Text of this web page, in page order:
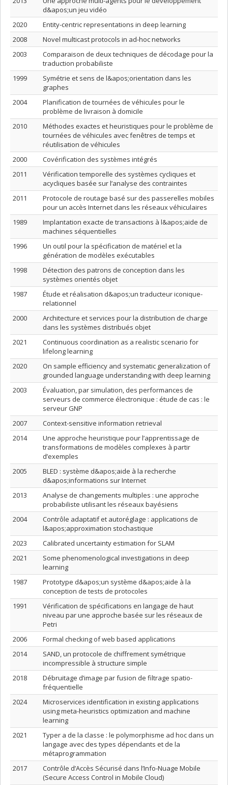
d&apos;un jeu vidéo
2020
Entity-centric representations in deep learning
2008
Novel multicast protocols in ad-hoc networks
2003
Comparaison de deux techniques de décodage pour la
traduction probabiliste
1999
Symétrie et sens de l&apos;orientation dans les
graphes
2004
Planification de tournées de véhicules pour le
problème de livraison à domicile
2010
Méthodes exactes et heuristiques pour le problème de
tournées de véhicules avec fenêtres de temps et
réutilisation de véhicules
2000
Covérification des systèmes intégrés
2011
Vérification temporelle des systèmes cycliques et
acycliques basée sur l’analyse des contraintes
2011
Protocole de routage basé sur des passerelles mobiles
pour un accès Internet dans les réseaux véhiculaires
1989
Implantation exacte de transactions à l&apos;aide de
machines séquentielles
1996
Un outil pour la spécification de matériel et la
génération de modèles exécutables
1998
Détection des patrons de conception dans les
systèmes orientés objet
1987
Étude et réalisation d&apos;un traducteur iconique-
relationnel
2000
Architecture et services pour la distribution de charge
dans les systèmes distribués objet
2021
Continuous coordination as a realistic scenario for
lifelong learning
2020
On sample efficiency and systematic generalization of
grounded language understanding with deep learning
2003
Évaluation, par simulation, des performances de
serveurs de commerce électronique : étude de cas : le
serveur GNP
2007
Context-sensitive information retrieval
2014
Une approche heuristique pour l’apprentissage de
transformations de modèles complexes à partir
d’exemples
2005
BLED : système d&apos;aide à la recherche
d&apos;informations sur Internet
2013
Analyse de changements multiples : une approche
probabiliste utilisant les réseaux bayésiens
2004
Contrôle adaptatif et autoréglage : applications de
l&apos;approximation stochastique
2023
Calibrated uncertainty estimation for SLAM
2021
Some phenomenological investigations in deep
learning
1987
Prototype d&apos;un système d&apos;aide à la
conception de tests de protocoles
1991
Vérification de spécifications en langage de haut
niveau par une approche basée sur les réseaux de
Petri
2006
Formal checking of web based applications
2014
SAND, un protocole de chiffrement symétrique
incompressible à structure simple
2018
Débruitage d’image par fusion de filtrage spatio-
fréquentielle
2024
Microservices identification in existing applications
using meta-heuristics optimization and machine
learning
2021
Typer a de la classe : le polymorphisme ad hoc dans un
langage avec des types dépendants et de la
métaprogrammation
2017
Contrôle d’Accès Sécurisé dans l’Info-Nuage Mobile
(Secure Access Control in Mobile Cloud)